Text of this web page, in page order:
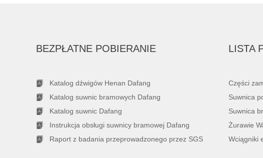
BEZPŁATNE POBIERANIE
Katalog dźwigów Henan Dafang
Katalog suwnic bramowych Dafang
Katalog suwnic Dafang
Instrukcja obsługi suwnicy bramowej Dafang
Raport z badania przeprowadzonego przez SGS
LISTA
Części
Suwnica
Suwnica
Żurawie
Wciągniki